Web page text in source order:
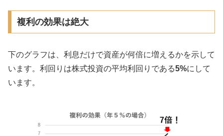
複利の効果は絶大
下のグラフは、利息だけで資産が何倍に増えるかを示して
います。利回りは株式投資の平均利回りである5%にして
います。